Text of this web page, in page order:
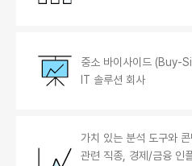
중소 바이사이드 (Buy-
IT 솔루션 회사
가치 있는 분석 도구와
관련 직종, 경제/금융 인